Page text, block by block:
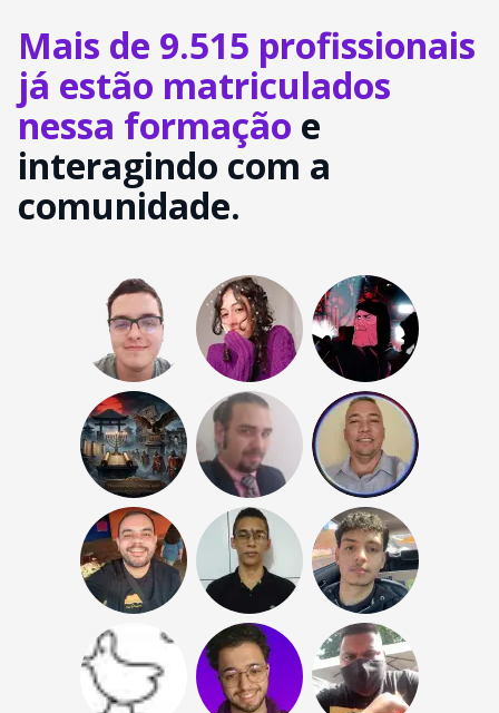
Mais de 9.515 profissionais
já estão matriculados
nessa formação e
interagindo com a
comunidade.